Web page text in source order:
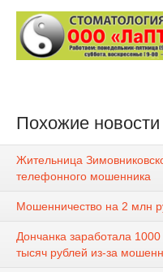
Похожие новости
Жительница
телефонного мошенника
Мошенничество на 2 млн
Дончанка заработала
тысяч рублей из-за